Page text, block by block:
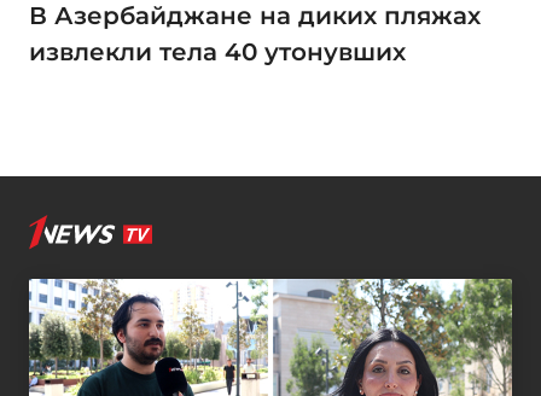
В Азербайджане на диких пляжах
извлекли тела 40 утонувших